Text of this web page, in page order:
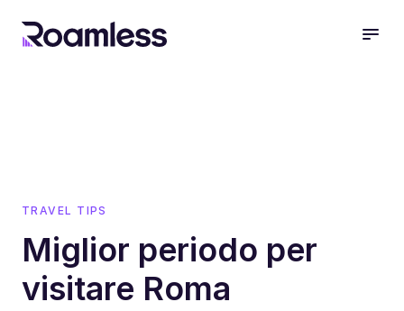
TRAVEL TIPS
Miglior periodo per
visitare Roma